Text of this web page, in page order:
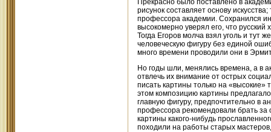
рисунок составляет основу
профессора академии. Сохранился
высокомерно уверял его, что русский
Тогда Егоров молча взял уголь и тут
человеческую фигуру без единой
много времени проводили они в
Но годы шли, менялись времена, а в
отвлечь их внимание от острых
писать картины только на
этом композицию картины
главную фигуру, предпочтительно в
профессора рекомендовали брать за
картины какого-нибудь
походили на работы старых